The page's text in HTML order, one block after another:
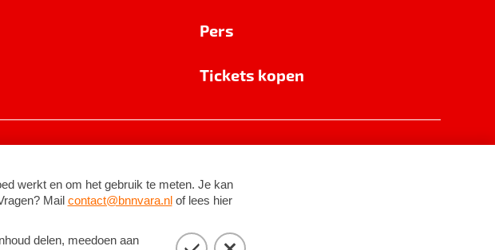
Pers
Tickets kopen